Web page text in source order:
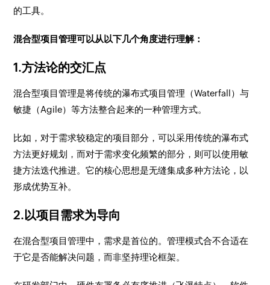
的工具。
混合型项目管理可以从以下几个角度进行理解：
1.方法论的交汇点
混合型项目管理是将传统的瀑布式项目管理（Waterfall）与
敏捷（Agile）等方法整合起来的一种管理方式。
比如，对于需求较稳定的项目部分，可以采用传统的瀑布式
方法更好规划，而对于需求变化频繁的部分，则可以使用敏
捷方法迭代推进。它的核心思想是无缝集成多种方法论，以
形成优势互补。
2.以项目需求为导向
在混合型项目管理中，需求是首位的。管理模式合不合适在
于它是否能解决问题，而非坚持理论框架。